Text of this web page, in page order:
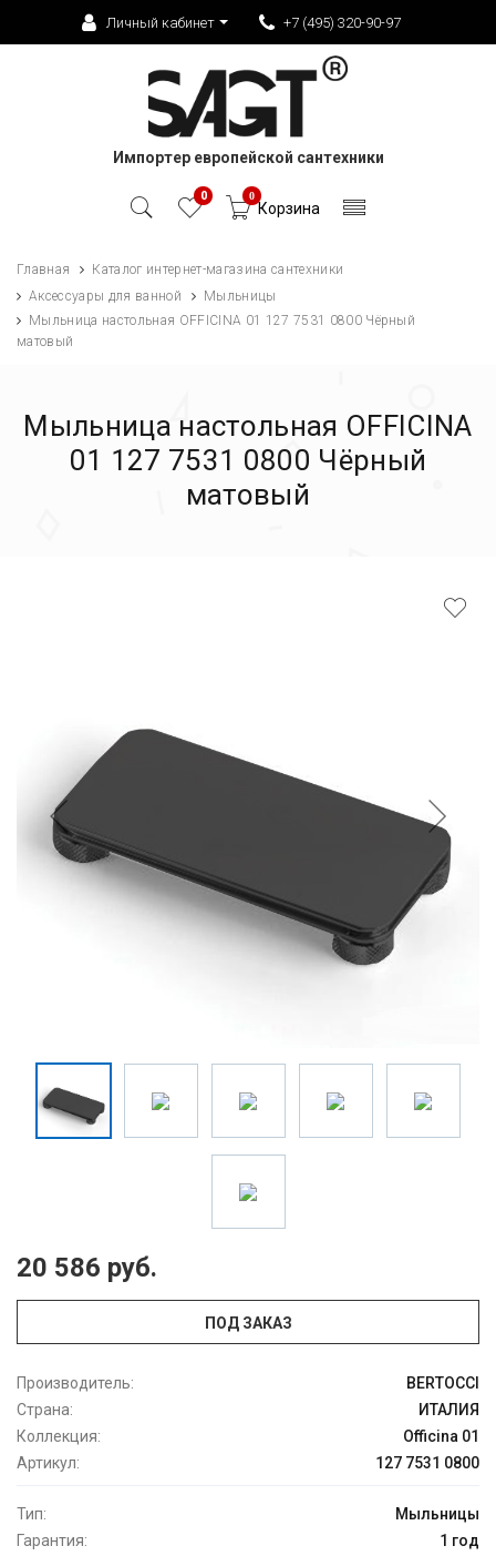
Личный кабинет +7 (495) 320-90-97
Импортер европейской сантехники
0 0
Корзина
Главная
Каталог интернет-магазина сантехники
Аксессуары для ванной
Мыльницы
Мыльница настольная OFFICINA 01 127 7531 0800 Чёрный
матовый
Мыльница настольная OFFICINA
01 127 7531 0800 Чёрный
матовый
20 586 руб.
ПОД ЗАКАЗ
Производитель:
BERTOCCI
Страна:
ИТАЛИЯ
Коллекция:
Officina 01
Артикул:
127 7531 0800
Тип:
Мыльницы
Гарантия:
1 год